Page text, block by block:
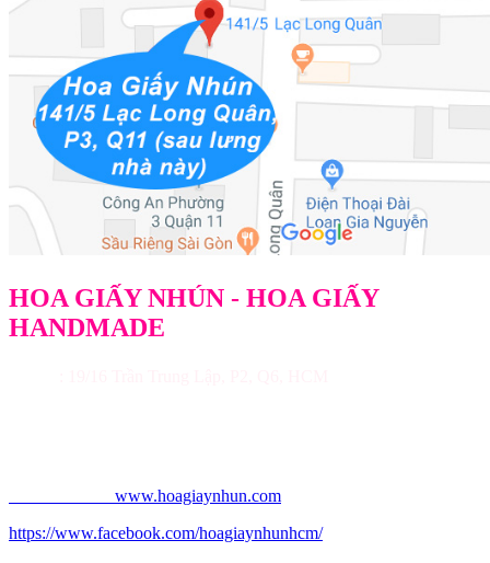
HOA GIẤY NHÚN - HOA GIẤY
HANDMADE
www.hoagiaynhun.com
https://www.facebook.com/hoagiaynhunhcm/